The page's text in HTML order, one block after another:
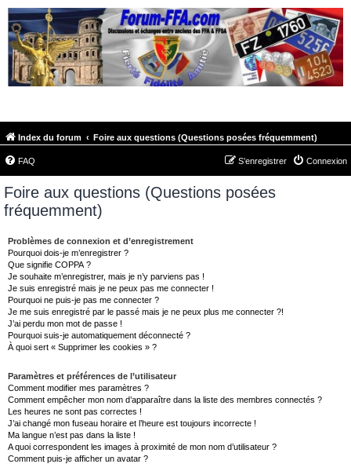
Index du forum Foire aux questions (Questions posées fréquemment)
FAQ Connexion
S’enregistrer
Foire aux questions (Questions posées
fréquemment)
Problèmes de connexion et d’enregistrement
Pourquoi dois-je m’enregistrer ?
Que signifie COPPA ?
Je souhaite m’enregistrer, mais je n’y parviens pas !
Je suis enregistré mais je ne peux pas me connecter !
Pourquoi ne puis-je pas me connecter ?
Je me suis enregistré par le passé mais je ne peux plus me connecter ?!
J’ai perdu mon mot de passe !
Pourquoi suis-je automatiquement déconnecté ?
À quoi sert « Supprimer les cookies » ?
Paramètres et préférences de l’utilisateur
Comment modifier mes paramètres ?
Comment empêcher mon nom d’apparaître dans la liste des membres connectés ?
Les heures ne sont pas correctes !
J’ai changé mon fuseau horaire et l’heure est toujours incorrecte !
Ma langue n’est pas dans la liste !
A quoi correspondent les images à proximité de mon nom d’utilisateur ?
Comment puis-je afficher un avatar ?